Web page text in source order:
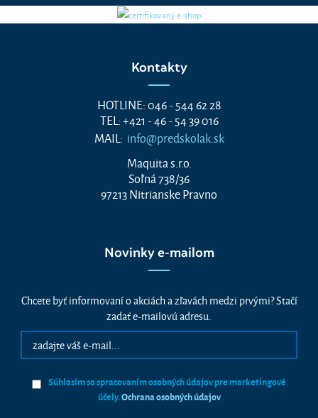
Kontakty
HOTLINE: 046 - 544 62 28
TEL: +421 - 46 - 54 39 016
MAIL: info@predskolak.sk
Maquita s.r.o.
Soľná 738/36
97213 Nitrianske Pravno
Novinky e-mailom
Chcete byť informovaní o akciách a zľavách medzi prvými? Stačí
zadať e-mailovú adresu.
Súhlasím so spracovaním osobných údajov pre marketingové
účely.Ochrana osobných údajov